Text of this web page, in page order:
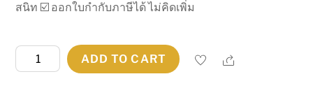
สนิท ☑️ ออกใบกำกับภาษีได้ ไม่คิดเพิ่ม
กัน
ADD TO CART Share